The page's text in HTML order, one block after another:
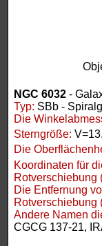
NGC 6032 -
Typ: SBb -
Die
Sterngröße:
Die
Koordinaten für
Rotverschiebung
Die Entfernung
Rotverschiebung
Andere Namen
CGCG 137-21,